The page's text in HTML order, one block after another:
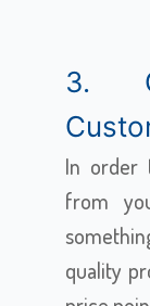
3.
In order
from
quality